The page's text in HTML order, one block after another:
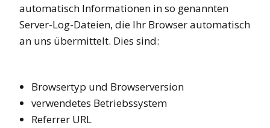
automatisch Informationen in so genannten
Server-Log-Dateien, die Ihr Browser automatisch
an uns übermittelt. Dies sind:
Browsertyp und Browserversion
verwendetes Betriebssystem
Referrer URL